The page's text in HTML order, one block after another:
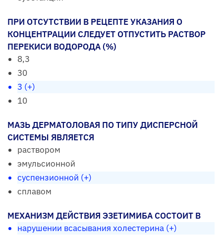
ПРИ ОТСУТСТВИИ В РЕЦЕПТЕ УКАЗАНИЯ О
КОНЦЕНТРАЦИИ СЛЕДУЕТ ОТПУСТИТЬ РАСТВОР
ПЕРЕКИСИ ВОДОРОДА (%)
8,3
30
3 (+)
10
МАЗЬ ДЕРМАТОЛОВАЯ ПО ТИПУ ДИСПЕРСНОЙ
СИСТЕМЫ ЯВЛЯЕТСЯ
раствором
эмульсионной
суспензионной (+)
сплавом
МЕХАНИЗМ ДЕЙСТВИЯ ЭЗЕТИМИБА СОСТОИТ В
нарушении всасывания холестерина (+)